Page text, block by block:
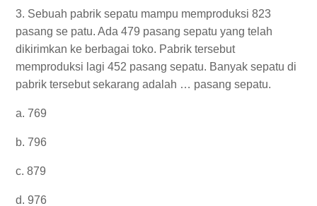
3. Sebuah pabrik sepatu mampu memproduksi 823
pasang se patu. Ada 479 pasang sepatu yang telah
dikirimkan ke berbagai toko. Pabrik tersebut
memproduksi lagi 452 pasang sepatu. Banyak sepatu di
pabrik tersebut sekarang adalah … pasang sepatu.
a. 769
b. 796
c. 879
d. 976